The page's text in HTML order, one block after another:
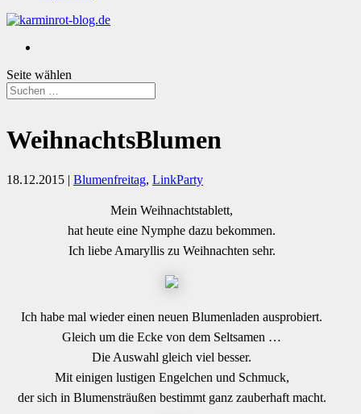
Seite wählen
WeihnachtsBlumen
18.12.2015 | Blumenfreitag, LinkParty
Mein Weihnachtstablett,
hat heute eine Nymphe dazu bekommen.
Ich liebe Amaryllis zu Weihnachten sehr.
Ich habe mal wieder einen neuen Blumenladen ausprobiert.
Gleich um die Ecke von dem Seltsamen …
Die Auswahl gleich viel besser.
Mit einigen lustigen Engelchen und Schmuck,
der sich in Blumensträußen bestimmt ganz zauberhaft macht.